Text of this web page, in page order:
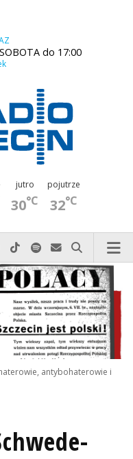
do 17:00
jutro
30°C
pojutrze
32°C
do nas zadzwoń
nas na Facebook-u
nas na X
Odwiedź nas na Instagram-ie
Odwiedź nas na TikTok-u
Szukaj nas na Spotify
Wyślij do nas
Szukaj
antybohaterowie i